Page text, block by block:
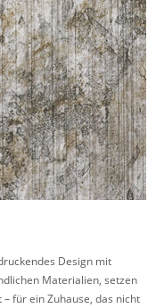
Design mit
Materialien, setzen
für ein Zuhause, das nicht